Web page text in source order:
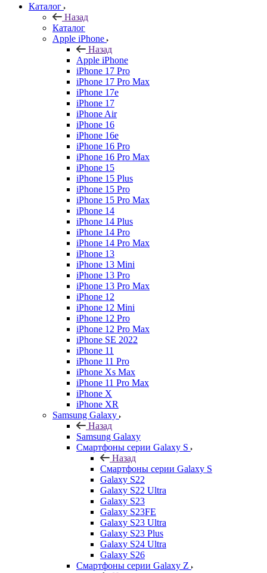
Каталог
Назад
Каталог
Apple iPhone
Назад
Apple iPhone
iPhone 17 Pro
iPhone 17 Pro Max
iPhone 17e
iPhone 17
iPhone Air
iPhone 16
iPhone 16e
iPhone 16 Pro
iPhone 16 Pro Max
iPhone 15
iPhone 15 Plus
iPhone 15 Pro
iPhone 15 Pro Max
iPhone 14
iPhone 14 Plus
iPhone 14 Pro
iPhone 14 Pro Max
iPhone 13
iPhone 13 Mini
iPhone 13 Pro
iPhone 13 Pro Max
iPhone 12
iPhone 12 Mini
iPhone 12 Pro
iPhone 12 Pro Max
iPhone SE 2022
iPhone 11
iPhone 11 Pro
iPhone Xs Max
iPhone 11 Pro Max
iPhone X
iPhone XR
Samsung Galaxy
Назад
Samsung Galaxy
Смартфоны серии Galaxy S
Назад
Смартфоны серии Galaxy S
Galaxy S22
Galaxy S22 Ultra
Galaxy S23
Galaxy S23FE
Galaxy S23 Ultra
Galaxy S23 Plus
Galaxy S24 Ultra
Galaxy S26
Смартфоны серии Galaxy Z